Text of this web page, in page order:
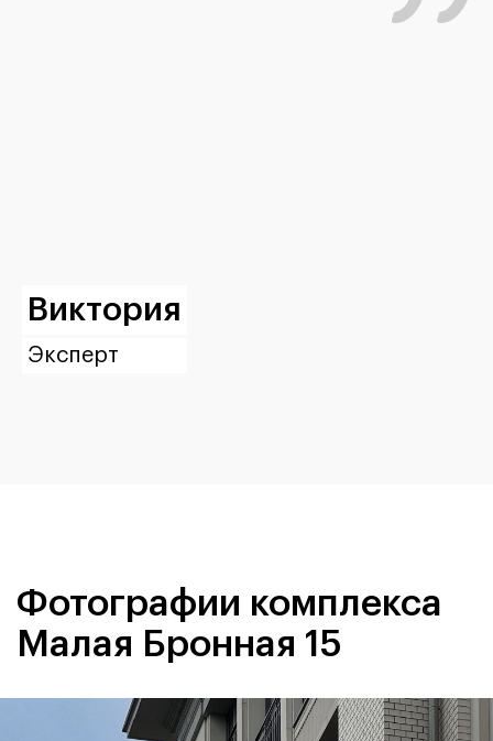
Виктория
Эксперт
Фотографии комплекса
Малая Бронная 15